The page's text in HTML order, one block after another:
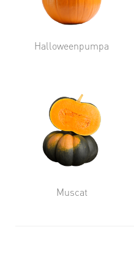
Halloweenpumpa
Muscat